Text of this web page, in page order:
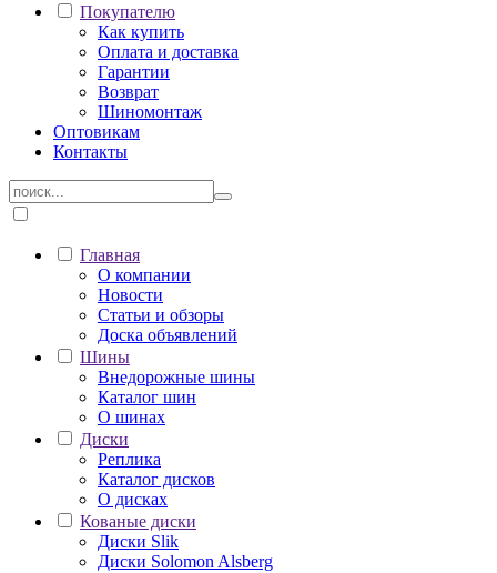
Покупателю
Как купить
Оплата и доставка
Гарантии
Возврат
Шиномонтаж
Оптовикам
Контакты
Главная
О компании
Новости
Статьи и обзоры
Доска объявлений
Шины
Внедорожные шины
Каталог шин
О шинах
Диски
Реплика
Каталог дисков
О дисках
Кованые диски
Диски Slik
Диски Solomon Alsberg